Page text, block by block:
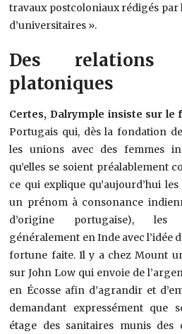
travaux postcoloniaux rédigés
d’universitaires ».
Des relations
platoniques
Certes, Dalrymple insiste sur le
Portugais qui, dès la fondation
les unions avec des femmes
qu’elles se soient préalablement
ce qui explique qu’aujourd’hui
un prénom à consonance
d’origine portugaise), les
généralement en Inde avec l’idée
fortune faite. Il y a chez Mount
sur John Low qui envoie de
en Écosse afin d’agrandir et
demandant expressément que
étage des sanitaires munis